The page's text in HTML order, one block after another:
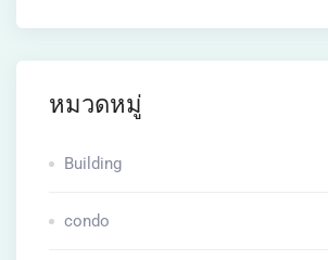
หมวดหมู่
Building
condo